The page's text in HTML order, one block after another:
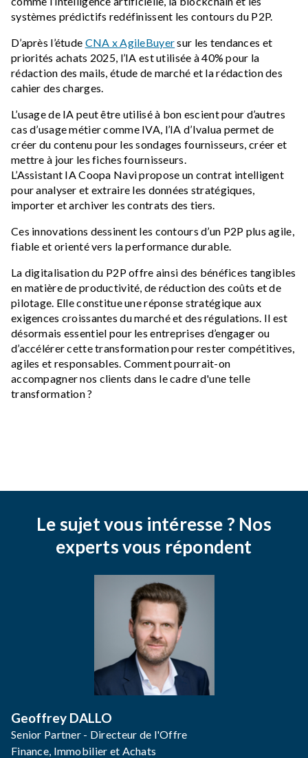
systèmes prédictifs redéfinissent les contours du P2P.
D’après l’étude CNA x AgileBuyersur les tendances et
priorités achats 2025, l’IA est utilisée à 40% pour la
rédaction des mails, étude de marché et la rédaction des
cahier des charges.
L’usage de IA peut être utilisé à bon escient pour d’autres
cas d’usage métier comme IVA, l’IA d’Ivalua permet de
créer du contenu pour les sondages fournisseurs, créer et
mettre à jour les fiches fournisseurs.
L’Assistant IA Coopa Navi propose un contrat intelligent
pour analyser et extraire les données stratégiques,
importer et archiver les contrats des tiers.
Ces innovations dessinent les contours d’un P2P plus agile,
fiable et orienté vers la performance durable.
La digitalisation du P2P offre ainsi des bénéfices tangibles
en matière de productivité, de réduction des coûts et de
pilotage. Elle constitue une réponse stratégique aux
exigences croissantes du marché et des régulations. Il est
désormais essentiel pour les entreprises d’engager ou
d’accélérer cette transformation pour rester compétitives,
agiles et responsables. Comment pourrait-on
accompagner nos clients dans le cadre d'une telle
transformation ?
Le sujet vous intéresse ? Nos
experts vous répondent
Geoffrey DALLO
Senior Partner - Directeur de l'Offre
Finance, Immobilier et Achats